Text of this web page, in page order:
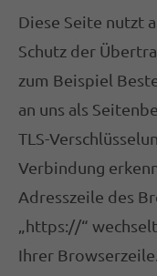
Diese Seite nutzt
Schutz der
zum Beispiel
an uns als
TLS-
Verbindung
Adresszeile des
„https://“
Ihrer Browserzeile.